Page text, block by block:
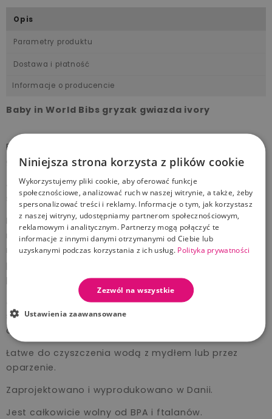
Opis
Parametry produktu
Dostawa i płatność
Informacje o producencie
Baby in World Bibs gryzak gwiazda ivory
BIBS Baby Bitie to nasz nowy, uroczy i funkcjonalny
gryzak dla ząbkującego malucha.
Jest lekki i miękki dzięki czemu doskonale sprawdzi
się nawet u najmniejszych bobasów.
Dzięki ich różnym fakturom i przystosowanym do
małych dziąsełek wypustkom – dziecko z pewnością
nie będzie odczuwać dyskomfortu przy ząbkowaniu,
przynosząc mu w tym ulgę.
Jego wyjątkowy kształt wpływa korzystnie na
stymulację sensoryczną dziecka, ćwiczy prawidłowy
chwyt oraz stymuluje wrażenia dotykowe.
Łatwe do czyszczenia wodą z mydłem lub przez
oparzenie.
Zaprojektowano i wyprodukowano w Danii.
Jest całkowicie wolny od BPA i ftalanów.
Niniejsza strona korzysta z plików cookie
Wykorzystujemy pliki cookie, aby oferować funkcje
społecznościowe, analizować ruch w naszej witrynie, a także, żeby
spersonalizować treści i reklamy. Informacje o tym, jak korzystasz
z naszej witryny, udostępniamy partnerom społecznościowym,
reklamowym i analitycznym. Partnerzy mogą połączyć te
informacje z innymi danymi otrzymanymi od Ciebie lub
uzyskanymi podczas korzystania z ich usług. Polityka prywatności
Zezwól na wszystkie
Ustawienia zaawansowane